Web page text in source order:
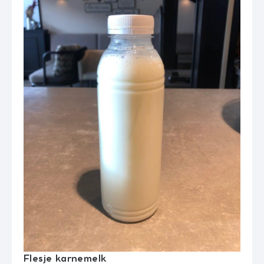
Flesje karnemelk